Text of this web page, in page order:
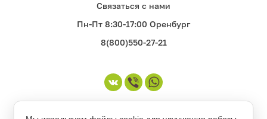
Связаться с нами
Пн-Пт 8:30-17:00 Оренбург
8(800)550-27-21